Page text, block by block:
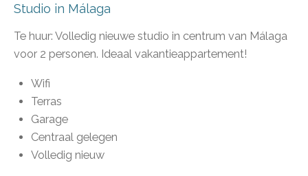
Studio in Málaga
Te huur: Volledig nieuwe studio in centrum van Málaga
voor 2 personen. Ideaal vakantieappartement!
Wifi
Terras
Garage
Centraal gelegen
Volledig nieuw